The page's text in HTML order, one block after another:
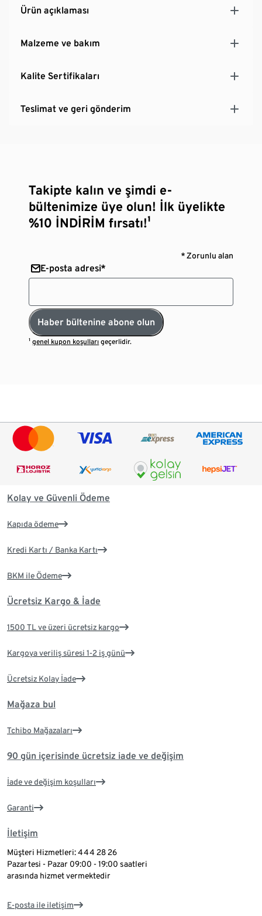
Ürün açıklaması
Malzeme ve bakım
Kalite Sertifikaları
Teslimat ve geri gönderim
Takipte kalın ve şimdi e-
bültenimize üye olun! İlk üyelikte
%10 İNDİRİM fırsatı!¹
* Zorunlu alan
E-posta adresi*
Haber bültenine abone olun
¹genel kupon koşulları geçerlidir.
Kolay ve Güvenli Ödeme
Kapıda ödeme
Kredi Kartı / Banka Kartı
BKM ile Ödeme
Ücretsiz Kargo & İade
1500 TL ve üzeri ücretsiz kargo
Kargoya veriliş süresi 1-2 iş günü
Ücretsiz Kolay İade
Mağaza bul
Tchibo Mağazaları
90 gün içerisinde ücretsiz iade ve değişim
İade ve değişim koşulları
Garanti
İletişim
Müşteri Hizmetleri: 444 28 26
Pazartesi - Pazar 09:00 - 19:00 saatleri
arasında hizmet vermektedir
E-posta ile iletişim